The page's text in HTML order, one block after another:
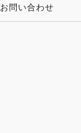
お問い合わせ